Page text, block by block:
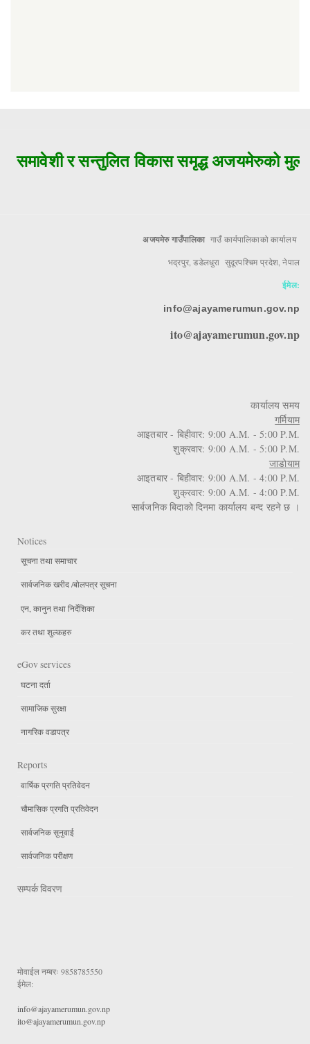
र सन्तुलित विकास समृद्ध अजयमेरुको मुल
अजयमेरु गाउँपालिका गाउँ कार्यपालिकाको कार्यालय
भद्रपुर, डडेलधुरा सुदूरपश्चिम प्रदेश, नेपाल
ईमेल:
info@ajayamerumun.gov.np
ito@ajayamerumun.gov.np
कार्यालय समय
गर्मियाम
आइतबार - बिहीवार: 9:00 A.M. - 5:00 P.M.
शुक्रवार: 9:00 A.M. - 5:00 P.M.
जाडोयाम
आइतबार - बिहीवार: 9:00 A.M. - 4:00 P.M.
शुक्रवार: 9:00 A.M. - 4:00 P.M.
सार्बजनिक बिदाको दिनमा कार्यालय बन्द रहने छ ।
Notices
सूचना तथा समाचार
सार्वजनिक खरीद /बोलपत्र सूचना
एन, कानुन तथा निर्देशिका
कर तथा शुल्कहरु
eGov services
घटना दर्ता
सामाजिक सुरक्षा
नागरिक वडापत्र
Reports
वार्षिक प्रगति प्रतिवेदन
चौमासिक प्रगति प्रतिवेदन
सार्वजनिक सुनुवाई
सार्वजनिक परीक्षण
सम्पर्क विवरण
मोवाईल नम्बरः 9858785550
ईमेल:
info@ajayamerumun.gov.np
ito@ajayamerumun.gov.np